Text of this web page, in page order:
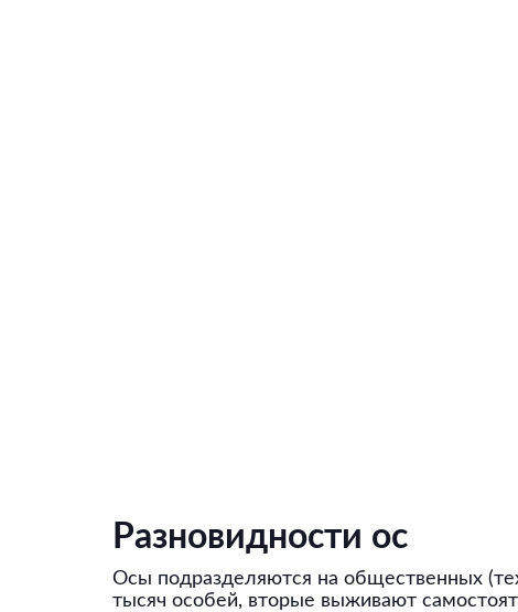
Разновидности ос
Осы подразделяются на общественных
тысяч особей, вторые выживают